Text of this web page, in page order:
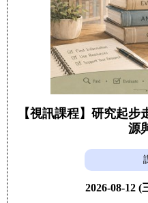
【視訊課程】研究起
源
2026-08-12 (